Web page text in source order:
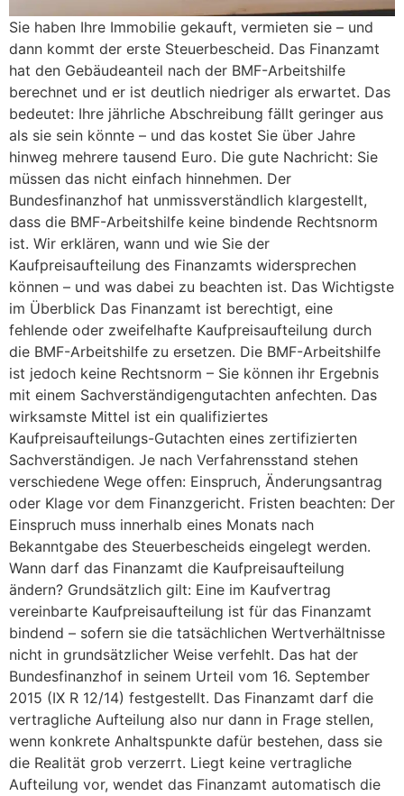
Sie haben Ihre Immobilie gekauft, vermieten sie – und
dann kommt der erste Steuerbescheid. Das Finanzamt
hat den Gebäudeanteil nach der BMF-Arbeitshilfe
berechnet und er ist deutlich niedriger als erwartet. Das
bedeutet: Ihre jährliche Abschreibung fällt geringer aus
als sie sein könnte – und das kostet Sie über Jahre
hinweg mehrere tausend Euro. Die gute Nachricht: Sie
müssen das nicht einfach hinnehmen. Der
Bundesfinanzhof hat unmissverständlich klargestellt,
dass die BMF-Arbeitshilfe keine bindende Rechtsnorm
ist. Wir erklären, wann und wie Sie der
Kaufpreisaufteilung des Finanzamts widersprechen
können – und was dabei zu beachten ist. Das Wichtigste
im Überblick Das Finanzamt ist berechtigt, eine
fehlende oder zweifelhafte Kaufpreisaufteilung durch
die BMF-Arbeitshilfe zu ersetzen. Die BMF-Arbeitshilfe
ist jedoch keine Rechtsnorm – Sie können ihr Ergebnis
mit einem Sachverständigengutachten anfechten. Das
wirksamste Mittel ist ein qualifiziertes
Kaufpreisaufteilungs-Gutachten eines zertifizierten
Sachverständigen. Je nach Verfahrensstand stehen
verschiedene Wege offen: Einspruch, Änderungsantrag
oder Klage vor dem Finanzgericht. Fristen beachten: Der
Einspruch muss innerhalb eines Monats nach
Bekanntgabe des Steuerbescheids eingelegt werden.
Wann darf das Finanzamt die Kaufpreisaufteilung
ändern? Grundsätzlich gilt: Eine im Kaufvertrag
vereinbarte Kaufpreisaufteilung ist für das Finanzamt
bindend – sofern sie die tatsächlichen Wertverhältnisse
nicht in grundsätzlicher Weise verfehlt. Das hat der
Bundesfinanzhof in seinem Urteil vom 16. September
2015 (IX R 12/14) festgestellt. Das Finanzamt darf die
vertragliche Aufteilung also nur dann in Frage stellen,
wenn konkrete Anhaltspunkte dafür bestehen, dass sie
die Realität grob verzerrt. Liegt keine vertragliche
Aufteilung vor, wendet das Finanzamt automatisch die